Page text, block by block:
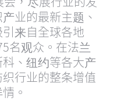
业的最新主题、
来自全球各地
名观众。在法兰
、纽约等各大产
行业的整条增值
。